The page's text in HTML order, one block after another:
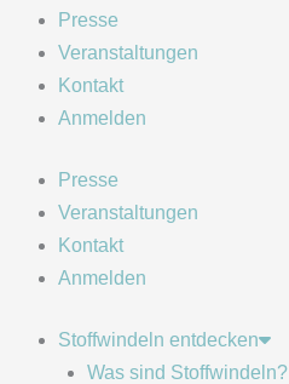
Presse
Veranstaltungen
Kontakt
Anmelden
Presse
Veranstaltungen
Kontakt
Anmelden
Stoffwindeln entdecken
Was sind Stoffwindeln?